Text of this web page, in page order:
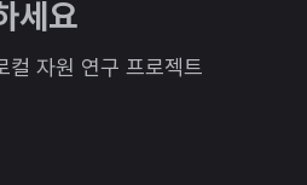
세요
컬 자원 연구 프로젝트